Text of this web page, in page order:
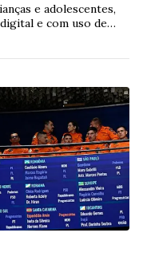
e adolescentes,
e com uso de